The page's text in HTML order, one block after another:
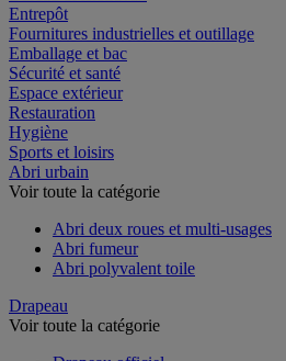
Bureau et télétravail
Entrepôt
Fournitures industrielles et outillage
Emballage et bac
Sécurité et santé
Espace extérieur
Restauration
Hygiène
Sports et loisirs
Abri urbain
Abri deux roues et multi-usages
Abri fumeur
Drapeau